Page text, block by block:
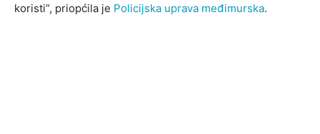
koristi”, priopćila je Policijska uprava međimurska.